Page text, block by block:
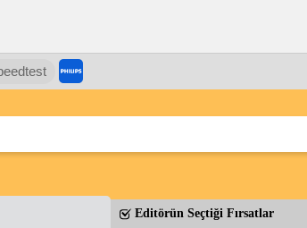
Editörün Seçtiği Fırsatlar